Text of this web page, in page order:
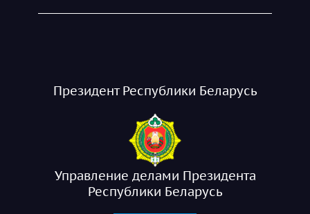
Президент Республики Беларусь
Управление делами Президента
Республики Беларусь